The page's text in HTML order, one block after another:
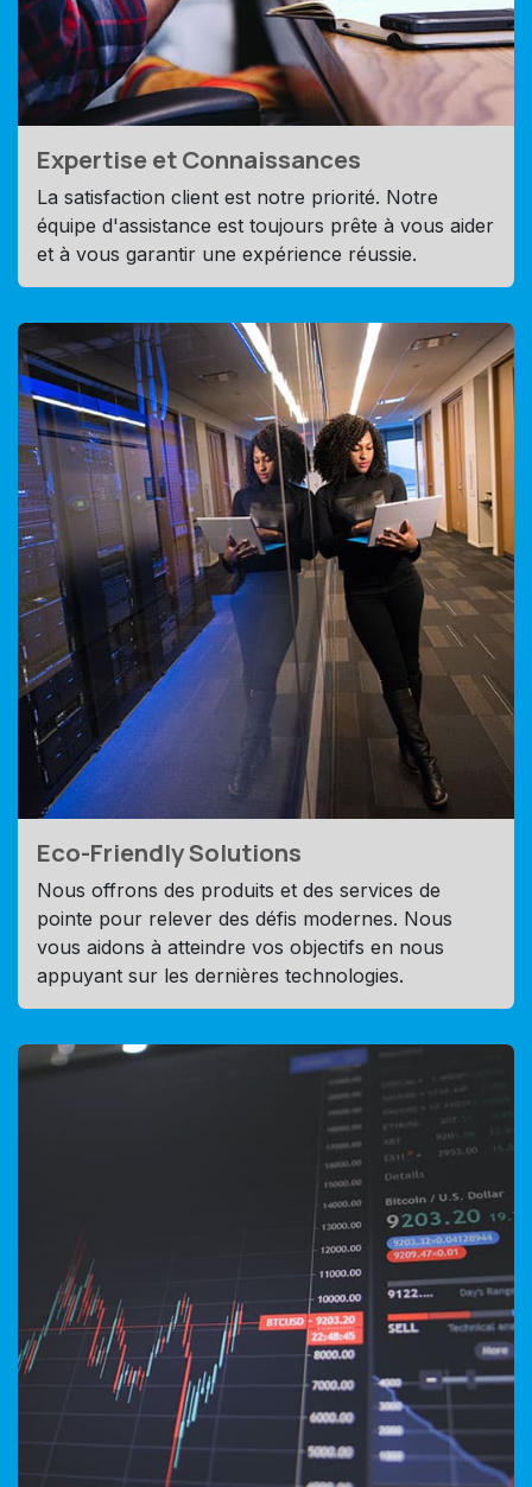
Expertise et Connaissances
La satisfaction client est notre priorité. Notre
équipe d'assistance est toujours prête à vous aider
et à vous garantir une expérience réussie.
Eco-Friendly Solutions
Nous offrons des produits et des services de
pointe pour relever des défis modernes. Nous
vous aidons à atteindre vos objectifs en nous
appuyant sur les dernières technologies.